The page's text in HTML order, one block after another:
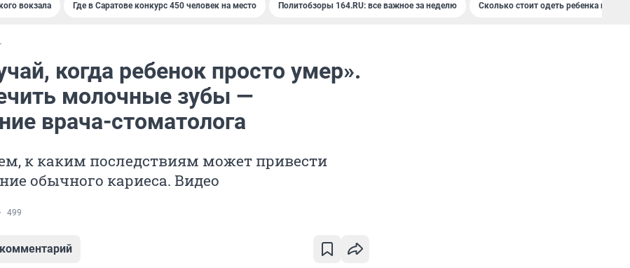
вокзала Где в Саратове конкурс 450 человек на место Политобзоры 164.RU: все важное за неделю Сколько стоит одеть ребенка на
когда ребенок просто умер».
молочные зубы —
врача-стоматолога
к каким последствиям может привести
обычного кариеса. Видео
499